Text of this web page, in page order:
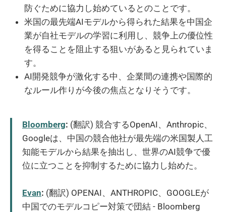
防ぐために協力し始めているとのことです。
米国の最先端AIモデルから得られた結果を中国企
業が自社モデルの学習に利用し、競争上の優位性
を得ることを阻止する狙いがあると見られていま
す。
AI開発競争が激化する中、企業間の連携や国際的
なルール作りが今後の焦点となりそうです。
Bloomberg: (翻訳) 競合するOpenAI、Anthropic、
Googleは、中国の競合他社が最先端の米国製人工
知能モデルから結果を抽出し、世界のAI競争で優
位に立つことを抑制するために協力し始めた。
Evan: (翻訳) OPENAI、ANTHROPIC、GOOGLEが
中国でのモデルコピー対策で団結 - Bloomberg